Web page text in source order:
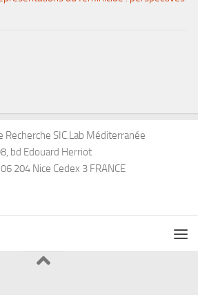
Recherche SIC.Lab Méditerranée
bd Edouard Herriot
204 Nice Cedex 3 FRANCE